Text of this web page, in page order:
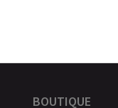
BOUTIQUE